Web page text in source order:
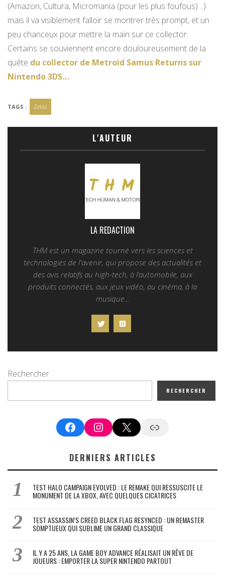
(Amazon, Cultura, Micromania (pour les plus foufous)…)
mais il va visiblement falloir se montrer très prompt, et un
peu chanceux pour mettre la main sur ce collector.
Certains se souviennent encore douloureusement de la
quête du collector de Metroid Samus Returns sur
Nintendo 3DS…
TAGS : Zelda
L'AUTEUR
LA REDACTION
THM est un magazine tourné vers les sciences et
technologies de l'avenir, qui propose des actualités et
des avis relatifs au high-tech, à l’automobile, aux
produits connectés, aux jeux vidéo, au cinéma, à la
musique...
Rechercher
RECHERCHER
FacebookInstagram
X Google News
DERNIERS ARTICLES
TEST HALO CAMPAIGN EVOLVED : LE REMAKE QUI RESSUSCITE LE
MONUMENT DE LA XBOX, AVEC QUELQUES CICATRICES
TEST ASSASSIN’S CREED BLACK FLAG RESYNCED : UN REMASTER
SOMPTUEUX QUI SUBLIME UN GRAND CLASSIQUE
IL Y A 25 ANS, LA GAME BOY ADVANCE RÉALISAIT UN RÊVE DE
JOUEURS : EMPORTER LA SUPER NINTENDO PARTOUT